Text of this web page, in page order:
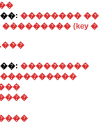
�������� ��
(key �
���������